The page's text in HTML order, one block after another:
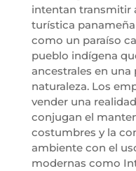
intentan transmitir
turística
como un paraíso
pueblo indígena
ancestrales en
naturaleza. Los
vender una
conjugan el
costumbres y la
ambiente con el
modernas como